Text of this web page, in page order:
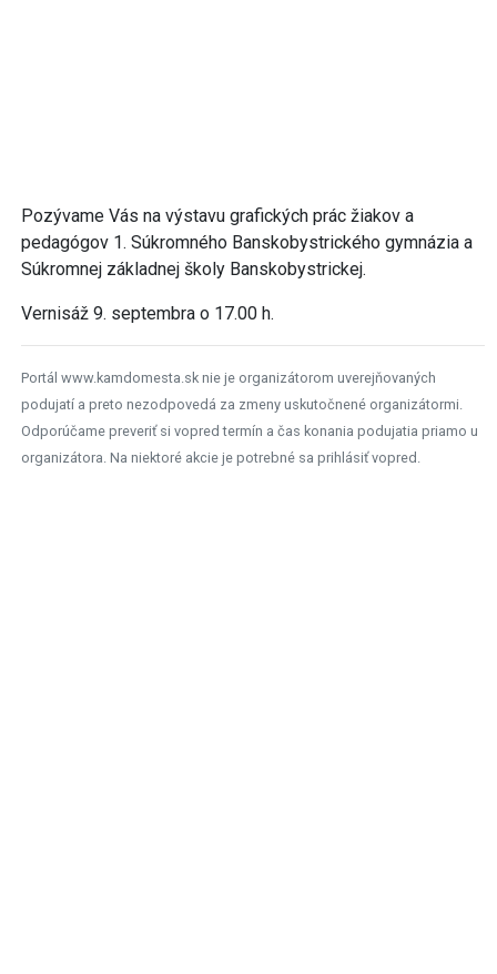
Pozývame Vás na výstavu grafických prác žiakov a
pedagógov 1. Súkromného Banskobystrického gymnázia a
Súkromnej základnej školy Banskobystrickej.
Vernisáž 9. septembra o 17.00 h.
Portál www.kamdomesta.sk nie je organizátorom uverejňovaných
podujatí a preto nezodpovedá za zmeny uskutočnené organizátormi.
Odporúčame preveriť si vopred termín a čas konania podujatia priamo u
organizátora. Na niektoré akcie je potrebné sa prihlásiť vopred.